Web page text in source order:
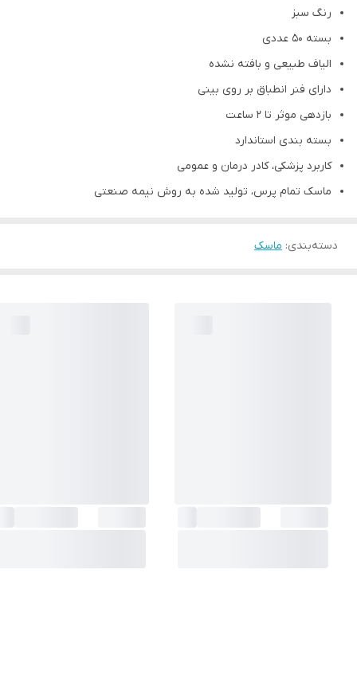
رنگ سبز
بسته 50 عددی
الیاف طبیعی و بافته نشده
دارای فنر انطباق بر روی بینی
بازدهی موثر تا 2 ساعت
بسته بندی استاندارد
کاربرد پزشکی، کادر درمان و عمومی
ماسک تمام پرس، تولید شده به روش نیمه صنعتی
دسته‌بندی: ماسک